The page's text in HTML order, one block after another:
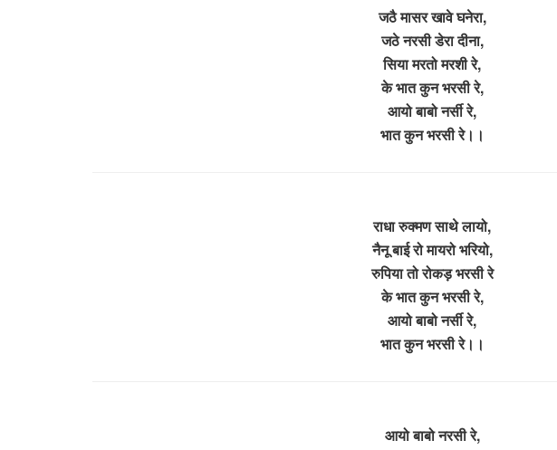
जठै मासर खावे घनेरा,
जठे नरसी डेरा दीना,
सिया मरतो मरशी रे,
के भात कुन भरसी रे,
आयो बाबो नर्सी रे,
भात कुन भरसी रे।।
राधा रुक्मण साथे लायो,
नैनू बाई रो मायरो भरियो,
रुपिया तो रोकड़ भरसी रे
के भात कुन भरसी रे,
आयो बाबो नर्सी रे,
भात कुन भरसी रे।।
आयो बाबो नरसी रे,